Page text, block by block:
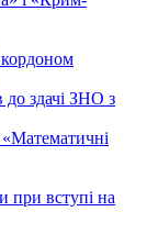
кордоном
до здачі ЗНО з
при вступі на